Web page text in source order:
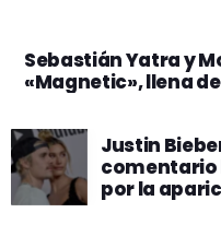
Sebastián Yatra y
«Magnetic», llena
Justin
comentario
por la